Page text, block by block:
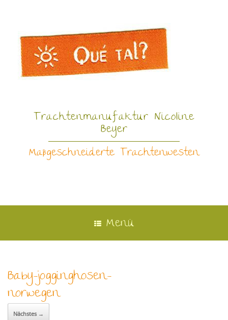
Trachtenmanufaktur Nicoline
Beyer
Maßgeschneiderte Trachtenwesten
Menü
Baby-jogginghosen-
norwegen
Nächstes →